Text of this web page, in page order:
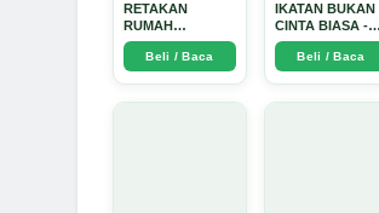
RETAKAN
RUMAH
TANGGA:
SebuahBeli / Baca
IKATAN BUKAN
CINTA BIASA -
Arda Dinata
Beli / Baca